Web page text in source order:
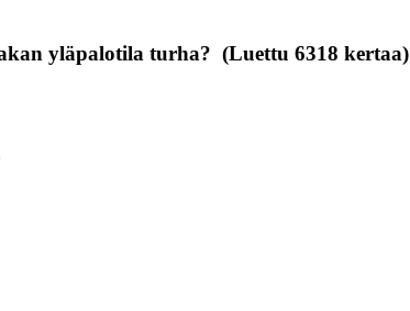
yläpalotila turha? (Luettu 6318 kertaa)